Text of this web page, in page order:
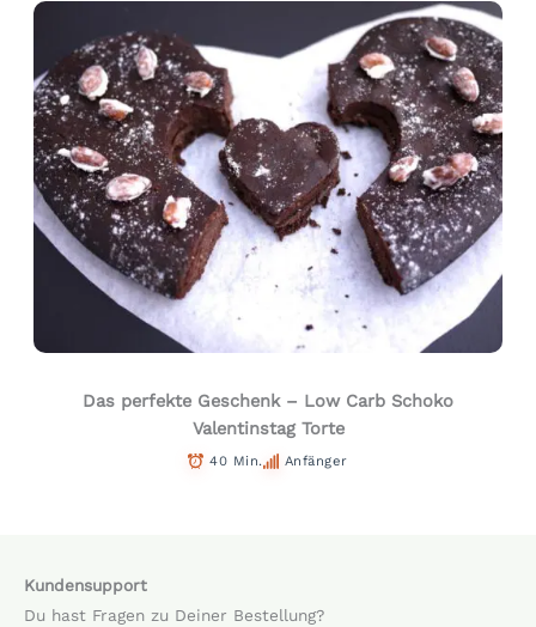
Das perfekte Geschenk – Low Carb Schoko
Valentinstag Torte
40 Min. Anfänger
Kundensupport
Du hast Fragen zu Deiner Bestellung?